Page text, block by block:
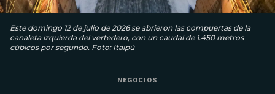
Este domingo 12 de julio de 2026 se abrieron las compuertas de la
canaleta izquierda del vertedero, con un caudal de 1.450 metros
cúbicos por segundo. Foto: Itaipú
NEGOCIOS